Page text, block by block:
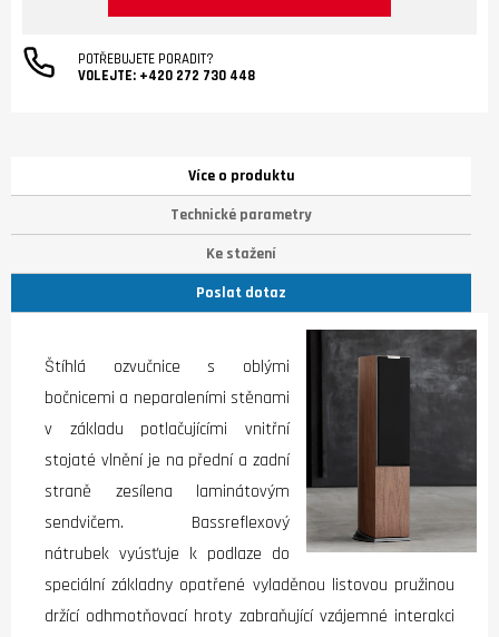
POTŘEBUJETE PORADIT?
VOLEJTE: +420 272 730 448
Více o produktu
Technické parametry
Ke stažení
Poslat dotaz
Štíhlá ozvučnice s oblými
bočnicemi a neparaleními stěnami
v základu potlačujícími vnitřní
stojaté vlnění je na přední a zadní
straně zesílena laminátovým
sendvičem. Bassreflexový
nátrubek vyúsťuje k podlaze do
speciální základny opatřené vyladěnou listovou pružinou
držící odhmotňovací hroty zabraňující vzájemné interakci